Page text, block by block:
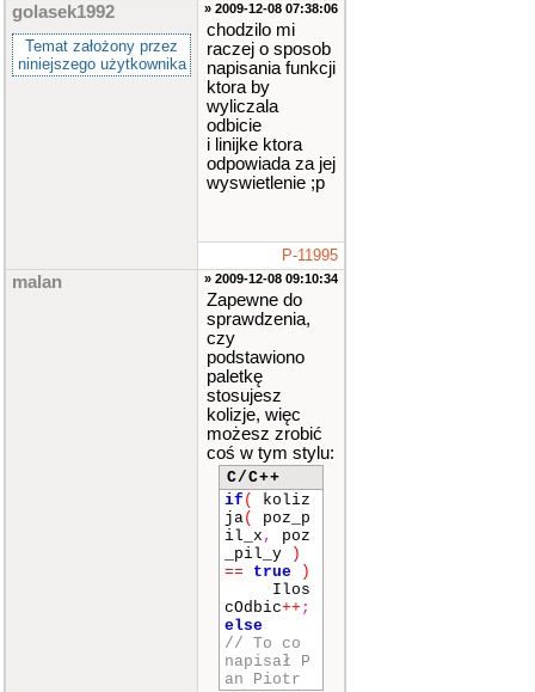
golasek1992
Temat założony przez
niniejszego użytkownika
» 2009-12-08 07:38:06
chodzilo mi
raczej o sposob
napisania funkcji
ktora by
wyliczala
odbicie
i linijke ktora
odpowiada za jej
wyswietlenie ;p
P-11995
malan » 2009-12-08 09:10:34
Zapewne do
sprawdzenia,
czy
podstawiono
paletkę
stosujesz
kolizje, więc
możesz zrobić
coś w tym stylu:
C/C++
if (
koliz
ja(
poz_p
il_x ,
poz
_pil_y
)
==
true
)
Ilos
cOdbic++ ;
else
// To co
napisał P
an Piotr